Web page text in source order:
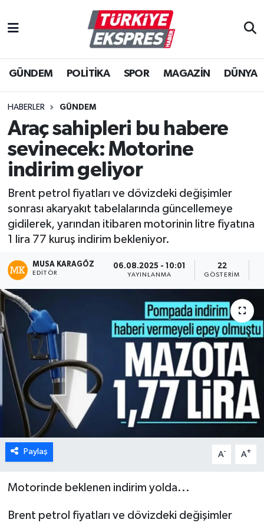
GÜNDEM POLİTİKA SPOR MAGAZİN DÜNYA
HABERLER GÜNDEM
Araç sahipleri bu habere
sevinecek: Motorine
indirim geliyor
Brent petrol fiyatları ve dövizdeki değişimler
sonrası akaryakıt tabelalarında güncellemeye
gidilerek, yarından itibaren motorinin litre fiyatına
1 lira 77 kuruş indirim bekleniyor.
MUSA KARAGÖZ
EDITÖR
06.08.2025 - 10:01
YAYINLANMA
22
GÖSTERIM
Paylaş A- A+
Motorinde beklenen indirim yolda...
Brent petrol fiyatları ve dövizdeki değişimler
İstanbul Nöbetçi Eczaneler
İstanbul Hava Durumu
İstanbul Namaz Vakitleri
İstanbul Trafik Yoğunluk Haritası
Süper Lig Puan Durumu ve Fikstür
Tüm Manşetler
Son Dakika Haberleri